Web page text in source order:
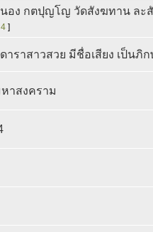
อง กตปุญโญ วัดสังฆทาน ละ
4 ]
าราสาวสวย มีชื่อเสียง เป็น
หาสงคราม